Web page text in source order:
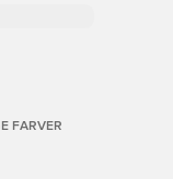
FARVER